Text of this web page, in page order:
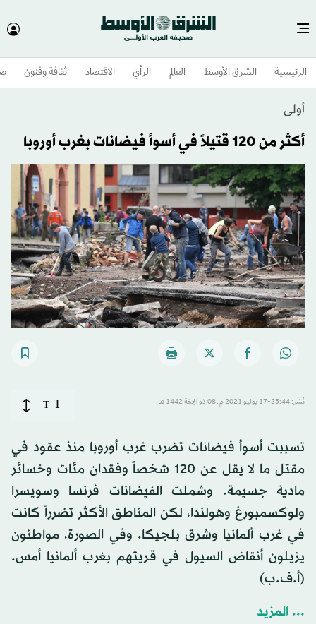
الرئيسية الشرق الأوسط​ العالم الرأي الاقتصاد ثقافة وفنون
أولى
أكثر من 120 قتيلاً في أسوأ فيضانات بغرب أوروبا
نُشر: 23:44-17 يوليو 2021 م ـ 08 ذو الحِجّة 1442 هـ T
T
تسببت أسوأ فيضانات تضرب غرب أوروبا منذ عقود في
مقتل ما لا يقل عن 120 شخصاً وفقدان مئات وخسائر
مادية جسيمة. وشملت الفيضانات فرنسا وسويسرا
ولوكسمبورغ وهولندا، لكن المناطق الأكثر تضرراً كانت
في غرب ألمانيا وشرق بلجيكا. وفي الصورة، مواطنون
يزيلون أنقاض السيول في قريتهم بغرب ألمانيا أمس.
(أ.ف.ب)
... المزيد